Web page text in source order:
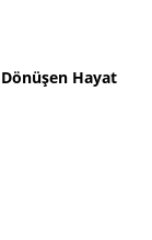
Dönüşen Hayat